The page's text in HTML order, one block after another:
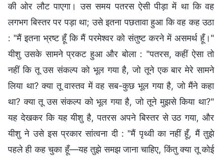
की ओर लौट पाएगा। उस समय पतरस ऐसी पीड़ा में था कि वह
लगभग बिस्तर पर पड़ा था; उसे इतना पछतावा हुआ कि वह कह उठा
: "मैं इतना भ्रष्ट हूँ कि मैं परमेश्वर को संतुष्ट करने में असमर्थ हूँ।"
यीशु उसके सामने प्रकट हुआ और बोला : "पतरस, कहीं ऐसा तो
नहीं कि तू उस संकल्प को भूल गया है, जो तूने एक बार मेरे सामने
लिया था? क्या तू वास्तव में वह सब-कुछ भूल गया है, जो मैंने कहा
था? क्या तू उस संकल्प को भूल गया है, जो तूने मुझसे किया था?"
यह देखकर कि यह यीशु है, पतरस अपने बिस्तर से उठ गया, और
यीशु ने उसे इस प्रकार सांत्वना दी : "मैं पृथ्वी का नहीं हूँ, मैं तुझे
पहले ही कह चुका हूँ—यह तुझे समझ जाना चाहिए, किंतु क्या तू कोई